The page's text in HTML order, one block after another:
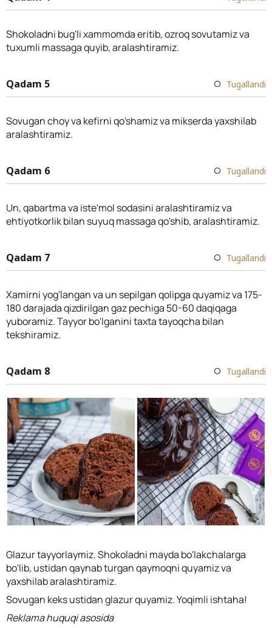
Shokoladni bug'li xammomda eritib, ozroq sovutamiz va
tuxumli massaga quyib, aralashtiramiz.
Qadam 5 Tugallandi
Sovugan choy va kefirni qo'shamiz va mikserda yaxshilab
aralashtiramiz.
Qadam 6 Tugallandi
Un, qabartma va iste'mol sodasini aralashtiramiz va
ehtiyotkorlik bilan suyuq massaga qo'shib, aralashtiramiz.
Qadam 7 Tugallandi
Xamirni yog'langan va un sepilgan qolipga quyamiz va 175-
180 darajada qizdirilgan gaz pechiga 50-60 daqiqaga
yuboramiz. Tayyor bo'lganini taxta tayoqcha bilan
tekshiramiz.
Qadam 8 Tugallandi
Glazur tayyorlaymiz. Shokoladni mayda bo'lakchalarga
bo'lib, ustidan qaynab turgan qaymoqni quyamiz va
yaxshilab aralashtiramiz.
Sovugan keks ustidan glazur quyamiz. Yoqimli ishtaha!
Reklama huquqi asosida